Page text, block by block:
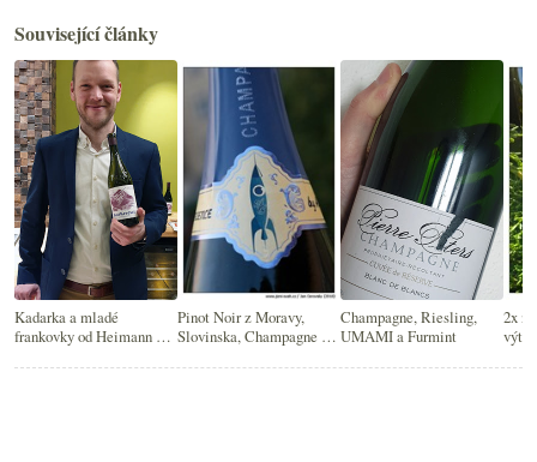
Související články
Kadarka a mladé
frankovky od Heimann &
Pinot Noir z Moravy,
Slovinska, Champagne a
Champagne, Riesling,
UMAMI a Furmint
2x